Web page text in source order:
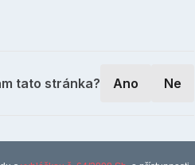
tato stránka? Ano Ne